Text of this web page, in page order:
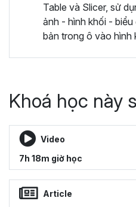
Table và Slicer, sử
ảnh - hình khối -
bản trong ô vào hình
Khoá học này
Video
7h 18m giờ học
Article